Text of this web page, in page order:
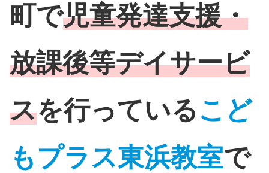
町で児童発達支援・
放課後等デイサービ
スを行っているこど
もプラス東浜教室で